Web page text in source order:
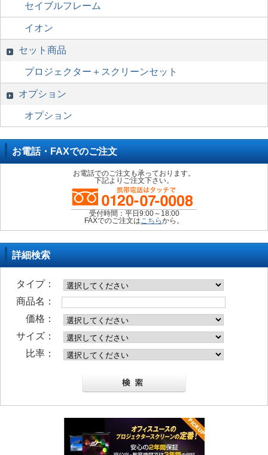
セイブルフレーム
イオン
セット商品
プロジェクター＋スクリーンセット
オプション
オプション
お電話・FAXでのご注文
お電話でのご注文も承っております。
下記よりご注文下さい。
受付時間：平日9:00～18:00
FAXでのご注文はこちらから。
詳細検索
タイプ：
商品名：
価格：
サイズ：
比率：